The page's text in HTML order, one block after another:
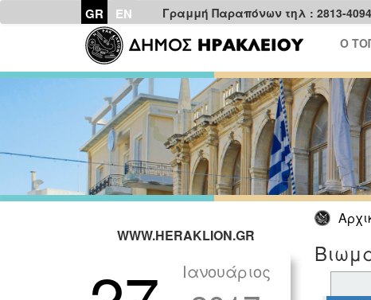
GR EN Γραμμή Παραπόνων τηλ : 2813-
Ο
WWW.HERAKLION.GR
Ιανουάριος